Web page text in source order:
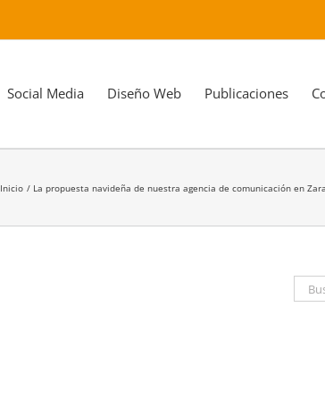
Social Media Diseño Web Publicaciones
Inicio La propuesta navideña de nuestra agencia de comunicación en